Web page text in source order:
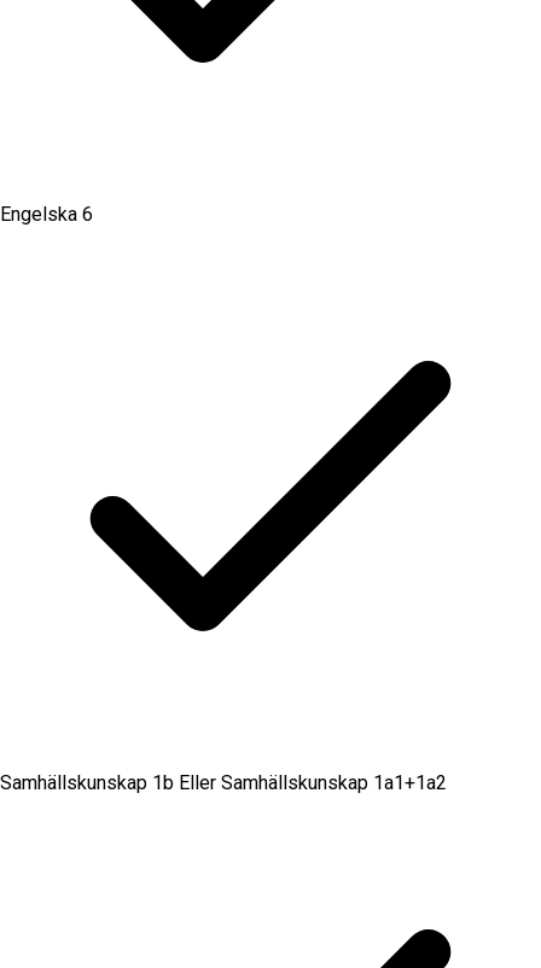
Engelska 6
Samhällskunskap 1b Eller Samhällskunskap 1a1+1a2